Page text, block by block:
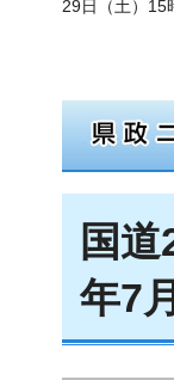
29日（土）15
国
年7